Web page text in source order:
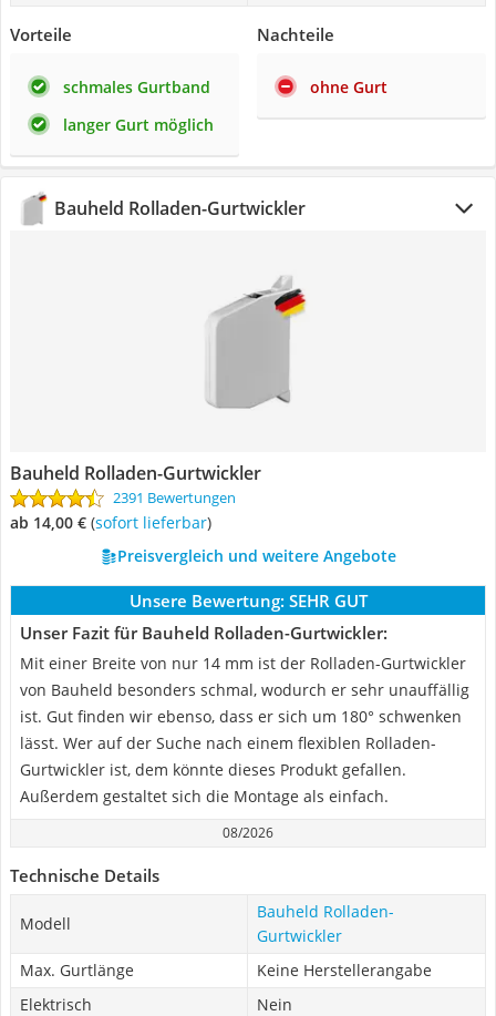
Vorteile
schmales Gurtband
langer Gurt möglich
Nachteile
ohne Gurt
Bauheld Rolladen-Gurtwickler
Bauheld Rolladen-Gurtwickler
2391 Bewertungen
ab 14,00 € ( Sofort lieferbar)
Preisvergleich und weitere Angebote
Unsere Bewertung: SEHR GUT
Unser Fazit für Bauheld Rolladen-Gurtwickler:
Mit einer Breite von nur 14 mm ist der Rolladen-Gurtwickler
von Bauheld besonders schmal, wodurch er sehr unauffällig
ist. Gut finden wir ebenso, dass er sich um 180° schwenken
lässt. Wer auf der Suche nach einem flexiblen Rolladen-
Gurtwickler ist, dem könnte dieses Produkt gefallen.
Außerdem gestaltet sich die Montage als einfach.
08/2026
Technische Details
Modell
Bauheld Rolladen-
Gurtwickler
Max. Gurtlänge
Keine Herstellerangabe
Elektrisch
Nein